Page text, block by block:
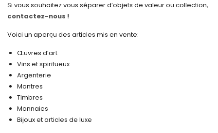
décembre 2024
novembre 2024
octobre 2024
septembre 2024
août 2024
mai 2024
Si vous souhaitez vous séparer d’objets de valeur ou collection,
contactez-nous !
Voici un aperçu des articles mis en vente:
Œuvres d’art
Vins et spiritueux
Argenterie
Montres
Timbres
Monnaies
Bijoux et articles de luxe